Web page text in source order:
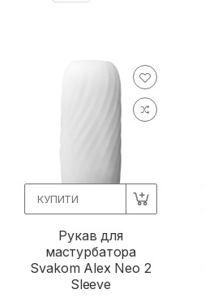
КУПИТИ
Рукав для
мастурбатора
Svakom Alex Neo 2
Sleeve